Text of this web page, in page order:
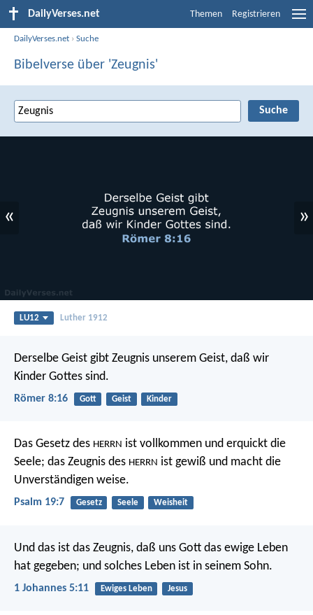
DailyVerses.net Themen Registrieren
DailyVerses.net ›Suche
Bibelverse über 'Zeugnis'
« »
LU12 Luther 1912
Derselbe Geist gibt Zeugnis unserem Geist, daß wir
Kinder Gottes sind.
Römer 8:16 Gott Geist Kinder
Das Gesetz des HERRN ist vollkommen und erquickt die
Seele; das Zeugnis des HERRN ist gewiß und macht die
Unverständigen weise.
Psalm 19:7 Gesetz Seele Weisheit
Und das ist das Zeugnis, daß uns Gott das ewige Leben
hat gegeben; und solches Leben ist in seinem Sohn.
1 Johannes 5:11 Ewiges Leben Jesus